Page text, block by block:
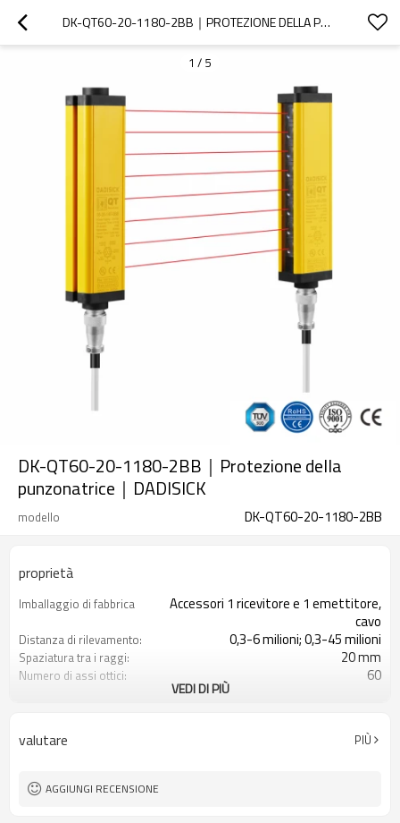
DK-QT60-20-1180-2BB｜PROTEZIONE DELLA PUNZONATRICE｜DADISICK
1 / 5
DK-QT60-20-1180-2BB｜Protezione della
punzonatrice｜DADISICK
modello DK-QT60-20-1180-2BB
proprietà
Imballaggio di fabbrica
Accessori 1 ricevitore e 1 emettitore,
cavo
Distanza di rilevamento: 0,3-6 milioni; 0,3-45 milioni
Spaziatura tra i raggi: 20 mm
Numero di assi ottici: 60
Spina di interfaccia Dotato di connettore M16
Certificazione:
VEDI DI PIÙ
valutare PIÙ
AGGIUNGI RECENSIONE